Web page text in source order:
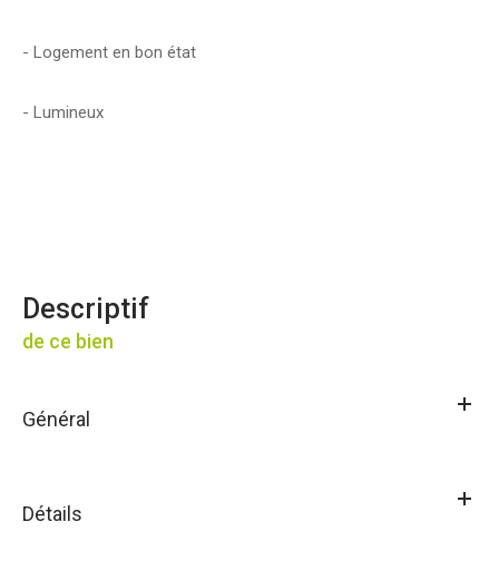
- Logement en bon état
- Lumineux
descriptif
de ce bien
Général
Détails